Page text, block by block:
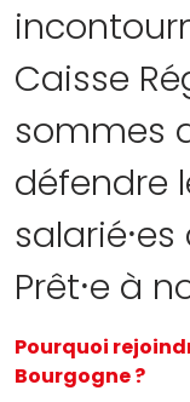
Caisse
sommes
défendre
Prêt⸱e à
Pourquoi
Bourgogne ?